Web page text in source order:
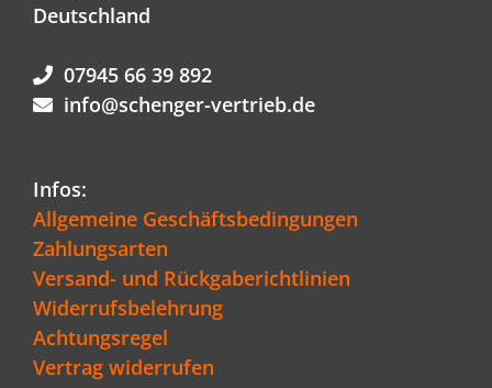
Deutschland
07945 66 39 892
info@schenger-vertrieb.de
Infos:
Allgemeine Geschäftsbedingungen
Zahlungsarten
Versand- und Rückgaberichtlinien
Widerrufsbelehrung
Achtungsregel
Vertrag widerrufen